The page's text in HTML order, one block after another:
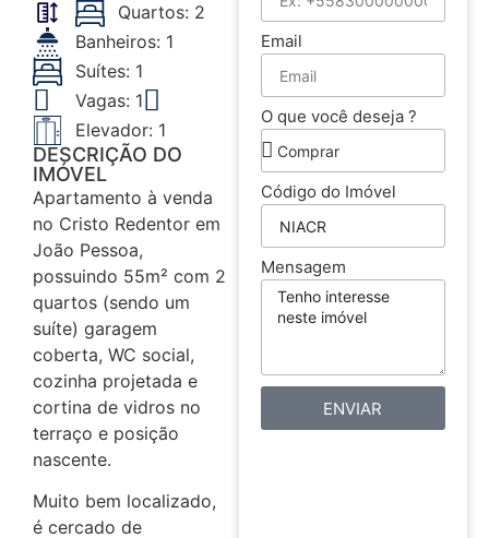
Quartos: 2
Banheiros: 1
Suítes: 1
Vagas: 1
Elevador: 1
DESCRIÇÃO DO
IMÓVEL
Apartamento à venda
no Cristo Redentor em
João Pessoa,
possuindo 55m² com 2
quartos (sendo um
suíte) garagem
coberta, WC social,
cozinha projetada e
cortina de vidros no
terraço e posição
nascente.
Muito bem localizado,
é cercado de
Email
O que você deseja ?
Código do Imóvel
Mensagem
ENVIAR